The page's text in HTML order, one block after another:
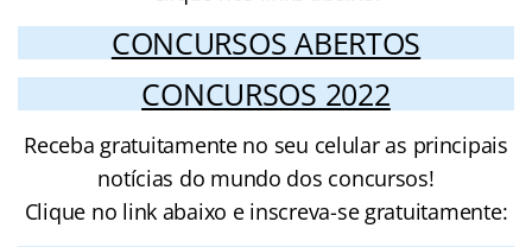
CONCURSOS ABERTOS
CONCURSOS 2022
Receba gratuitamente no seu celular as principais
notícias do mundo dos concursos!
Clique no link abaixo e inscreva-se gratuitamente: